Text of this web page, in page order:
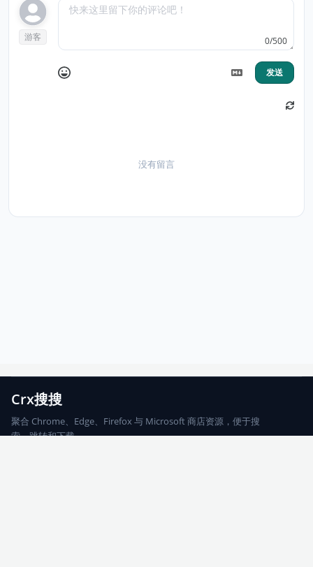
游客 0/500
发送
没有留言
Crx搜搜
聚合 Chrome、Edge、Firefox 与 Microsoft 商店资源，便于搜
索、跳转和下载。